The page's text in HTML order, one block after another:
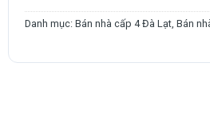
Danh mục:Bán nhà cấp 4 Đà Lạt,Bán